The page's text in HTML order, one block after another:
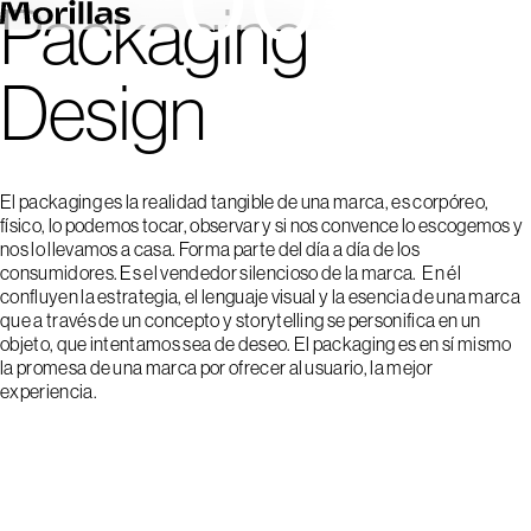
Packaging
Design
El packaging es la realidad tangible de una marca, es corpóreo,
físico, lo podemos tocar, observar y si nos convence lo escogemos y
nos lo llevamos a casa. Forma parte del día a día de los
consumidores. Es el vendedor silencioso de la marca. En él
confluyen la estrategia, el lenguaje visual y la esencia de una marca
que a través de un concepto y storytelling se personifica en un
objeto, que intentamos sea de deseo. El packaging es en sí mismo
la promesa de una marca por ofrecer al usuario, la mejor
experiencia.